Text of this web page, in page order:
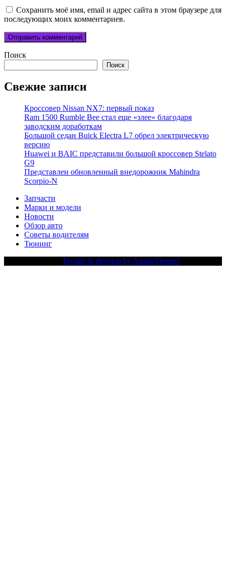
Сохранить моё имя, email и адрес сайта в этом браузере для
последующих моих комментариев.
Поиск
Поиск
Свежие записи
Кроссовер Nissan NX7: первый показ
Ram 1500 Rumble Bee стал еще «злее» благодаря
заводским доработкам
Большой седан Buick Electra L7 обрел электрическую
версию
Huawei и BAIC представили большой кроссовер Stelato
G9
Представлен обновленный внедорожник Mahindra
Scorpio-N
Запчасти
Марки и модели
Новости
Обзор авто
Советы водителям
Тюнинг
Design & develop by AmpleThemes